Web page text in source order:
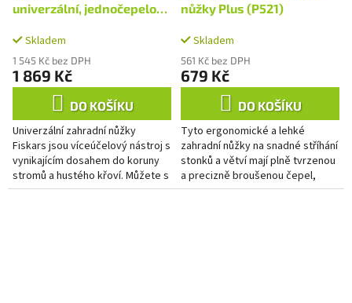
univerzální, jednočepelové
Skladem
1 545 Kč bez DPH
1 869 Kč
DO KOŠÍKU
Univerzální zahradní nůžky
Fiskars jsou víceúčelový nástroj s
vynikajícím dosahem do koruny
stromů a hustého křoví. Můžete s
nimi stříhat nad hlavou bez
nůžky Plus (P521)
Skladem
561 Kč bez DPH
679 Kč
DO KOŠÍKU
Tyto ergonomické a lehké
zahradní nůžky na snadné stříhání
stonků a větví mají plně tvrzenou
a precizně broušenou čepel,
která zůstává déle ostré, a také